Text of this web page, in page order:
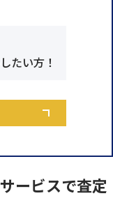
たい方！
ービスで査定